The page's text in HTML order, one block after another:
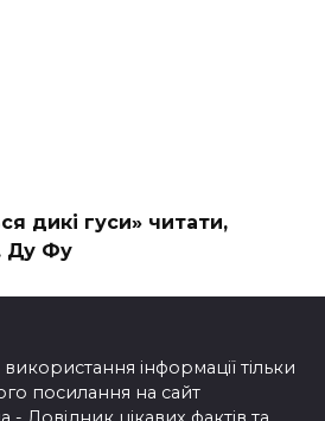
дикі гуси» читати,
Ду Фу
інформації тільки
посилання на сайт